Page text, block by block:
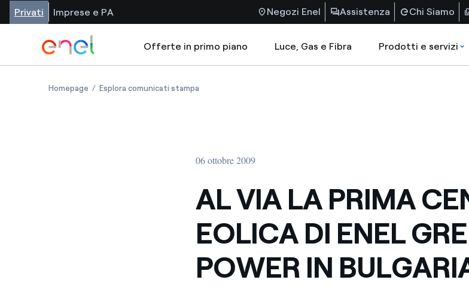
Privati Imprese e PA Negozi Enel Assistenza Chi Siamo
Offerte in primo piano Luce, Gas e Fibra Prodotti e servizi
Homepage Esplora comunicati stampa
06 ottobre 2009
AL VIA LA PRIMA
EOLICA DI ENEL
POWER IN